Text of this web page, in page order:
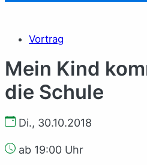
Vortrag
Mein Kind
die Schule
Di., 30.10.2018
ab 19:00 Uhr